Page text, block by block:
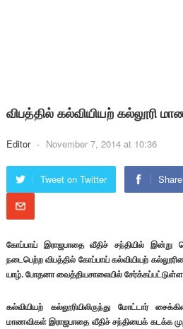
விபத்தில் கல்வியியற் கல்லூரி
Editor - November 7, 2014 at 10:36
Tweet on Twitter
கோப்பாய் இராஜபாதை வீதிச் சந்தியில் இன்று
நடைபெற்ற விபத்தில் கோப்பாய் கல்வியியற்
யாழ். போதனா வைத்தியசாலையில்
கல்வியியற் கல்லூரியிலிருந்து மோட்டார்
மாணவிகள் இராஜபாதை வீதிச் சந்தியைக் கடக்க